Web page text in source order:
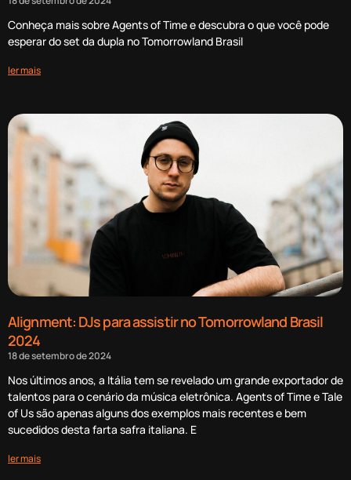
Conheça mais sobre Agents of Time e descubra o que você pode
esperar do set da dupla no Tomorrowland Brasil
ler mais
Alignment: DJs para assistir no Tomorrowland Brasil
2024
18 de setembro de 2024
Nos últimos anos, a Itália tem se revelado um grande exportador de
talentos para o cenário da música eletrônica. Agents of Time e Tale
of Us são apenas alguns dos exemplos mais recentes e bem
sucedidos desta farta safra italiana. E
ler mais